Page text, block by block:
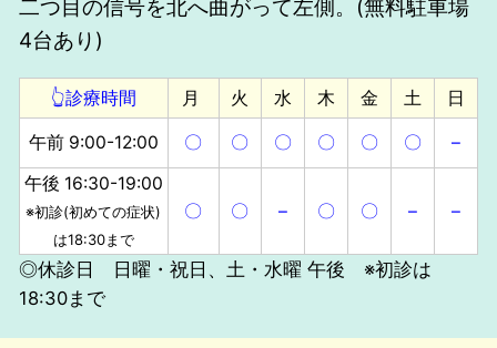
二つ目の信号を北へ曲がって左側。(無料駐車場
4台あり)
👆診療時間 月 火 水 木 金 土 日
午前 9:00-12:00 〇 〇 〇 〇 〇 〇
–
午後 16:30-19:00
※初診(初めての症状)
は18:30まで
〇 〇 – 〇 〇 – –
◎休診日 日曜・祝日、土・水曜 午後 ※初診は
18:30まで